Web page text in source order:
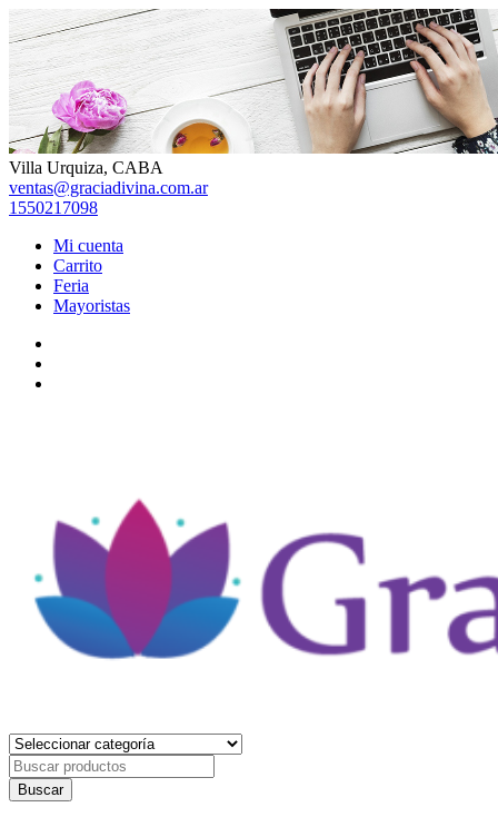
Skip
to
content
Villa Urquiza, CABA
ventas@graciadivina.com.ar
1550217098
Mi cuenta
Carrito
Feria
Mayoristas
Gracia Divina
Tienda Holística
Buscar
porBuscar